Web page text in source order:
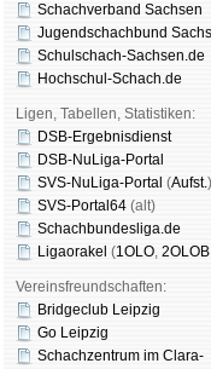
Schachverband Sachsen
Jugendschachbund
Schulschach-Sachsen.de
Hochschul-Schach.de
Ligen, Tabellen, Statistiken:
DSB-Ergebnisdienst
DSB-NuLiga-Portal
SVS-NuLiga-Portal (Aufst.)
SVS-Portal64 (alt)
Schachbundesliga.de
Ligaorakel (1OLO, 2OLOB
Vereinsfreundschaften:
Bridgeclub Leipzig
Go Leipzig
Schachzentrum im Clara-